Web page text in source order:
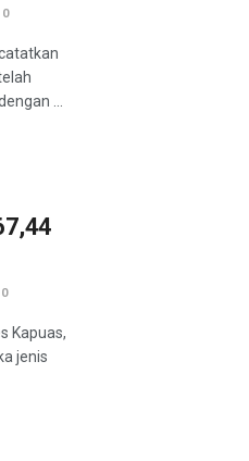
0
...
0
Kapuas,
jenis